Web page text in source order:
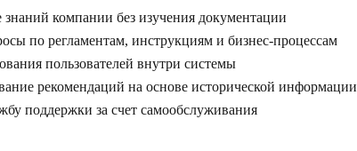
компании без изучения документации
по регламентам, инструкциям и бизнес-процессам
пользователей внутри системы
рекомендаций на основе исторической информации
поддержки за счет самообслуживания